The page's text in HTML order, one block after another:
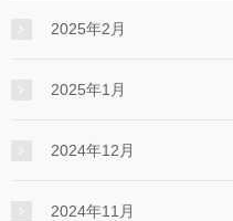
2025年2月
2025年1月
2024年12月
2024年11月